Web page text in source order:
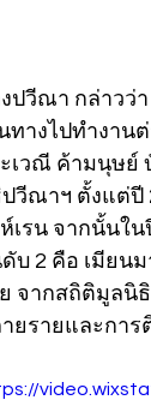
ปวีณา กล่าวว่
ทางไปทำงาน
เวณี ค้ามนุษย์
วีณาฯ ตั้งแต่ปี
เรน จากนั้นใน
บ 2 คือ เมียน
จากสถิติมูลนิ
ยรายและการ